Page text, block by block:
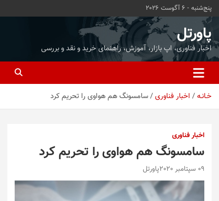
محتوا
بروید
پنج‌شنبه - 6 آگوست 2026
پاورتل
اخبار فناوری، اپ بازار، آموزش، راهنمای خرید و نقد و بررسی
خـانـه اخبار فناوری سامسونگ هم هواوی را تحریم کرد
اخبار فناوری
سامسونگ هم هواوی را تحریم کرد
09 سپتامبر 2020 پاورتل